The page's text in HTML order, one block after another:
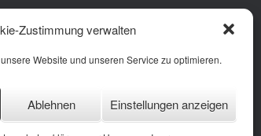
Zustimmung verwalten
Website und unseren Service zu optimieren.
Ablehnen Einstellungen anzeigen
Instagram
YouTube